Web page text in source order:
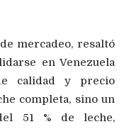
mercadeo, resaltó
en Venezuela
calidad y precio
completa, sino un
51 % de leche,